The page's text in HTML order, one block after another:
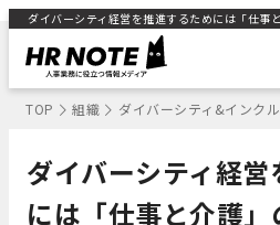
TOP 組織 ダイバーシティ&インク
ダイバーシティ経
には「仕事と介護